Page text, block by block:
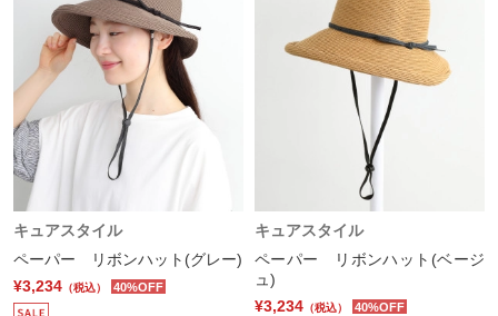
キュアスタイル
ペーパー リボンハット(グレー)
¥3,234 （税込） 40%OFF
キュアスタイル
ペーパー リボンハット(ベージ
ュ)
¥3,234 （税込） 40%OFF